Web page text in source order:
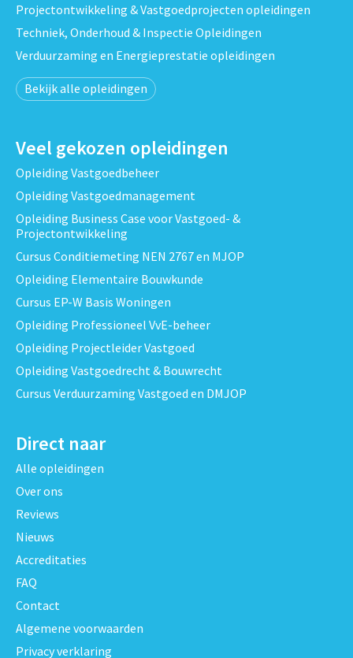
Projectontwikkeling & Vastgoedprojecten opleidingen
Techniek, Onderhoud & Inspectie Opleidingen
Verduurzaming en Energieprestatie opleidingen
Bekijk alle opleidingen
Veel gekozen opleidingen
Opleiding Vastgoedbeheer
Opleiding Vastgoedmanagement
Opleiding Business Case voor Vastgoed- &
Projectontwikkeling
Cursus Conditiemeting NEN 2767 en MJOP
Opleiding Elementaire Bouwkunde
Cursus EP-W Basis Woningen
Opleiding Professioneel VvE-beheer
Opleiding Projectleider Vastgoed
Opleiding Vastgoedrecht & Bouwrecht
Cursus Verduurzaming Vastgoed en DMJOP
Direct naar
Alle opleidingen
Over ons
Reviews
Nieuws
Accreditaties
FAQ
Contact
Algemene voorwaarden
Privacy verklaring